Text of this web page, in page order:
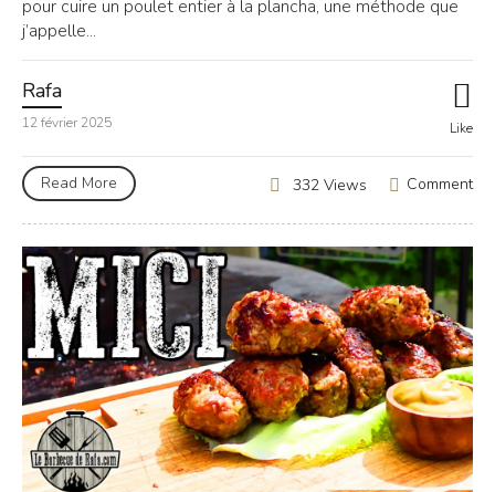
pour cuire un poulet entier à la plancha, une méthode que
j’appelle...
Rafa
12 février 2025 Like
Read More Comment
332 Views